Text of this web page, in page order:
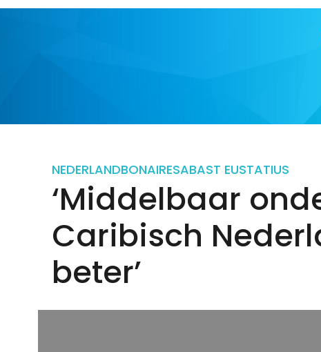
NEDERLANDBONAIRESABAST EUSTATIUS
‘Middelbaar
Caribisch
beter’